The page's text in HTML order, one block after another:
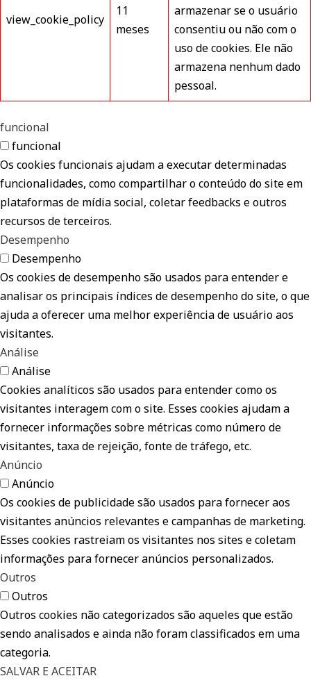
view_cookie_policy
11
meses
armazenar se o usuário
consentiu ou não com o
uso de cookies. Ele não
armazena nenhum dado
pessoal.
funcional
funcional
Os cookies funcionais ajudam a executar determinadas
funcionalidades, como compartilhar o conteúdo do site em
plataformas de mídia social, coletar feedbacks e outros
recursos de terceiros.
Desempenho
Desempenho
Os cookies de desempenho são usados para entender e
analisar os principais índices de desempenho do site, o que
ajuda a oferecer uma melhor experiência de usuário aos
visitantes.
Análise
Análise
Cookies analíticos são usados para entender como os
visitantes interagem com o site. Esses cookies ajudam a
fornecer informações sobre métricas como número de
visitantes, taxa de rejeição, fonte de tráfego, etc.
Anúncio
Anúncio
Os cookies de publicidade são usados para fornecer aos
visitantes anúncios relevantes e campanhas de marketing.
Esses cookies rastreiam os visitantes nos sites e coletam
informações para fornecer anúncios personalizados.
Outros
Outros
Outros cookies não categorizados são aqueles que estão
sendo analisados e ainda não foram classificados em uma
categoria.
SALVAR E ACEITAR